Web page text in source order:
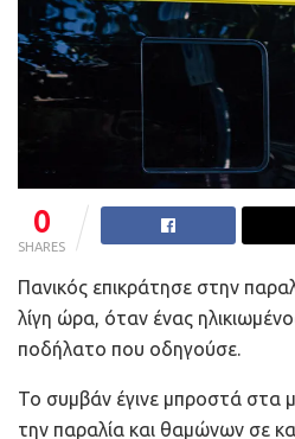
0
SHARES
Πανικός επικράτησε στην
λίγη ώρα, όταν ένας
ποδήλατο που οδηγούσε.
Το συμβάν έγινε μπροστά στα
την παραλία και θαμώνων σε